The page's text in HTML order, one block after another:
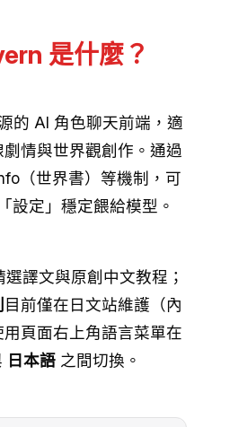
是什麼？
的 AI 角色聊天前端，適
情與世界觀創作。通過
（世界書）等機制，可
設定」穩定餵給模型。
選譯文與原創中文教程；
目前僅在日文站維護（內
頁面右上角語言菜單在
日本語之間切換。